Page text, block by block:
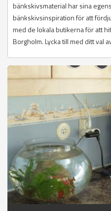
bänkskivsmaterial har sina
bänkskivsinspiration för att
med de lokala butikerna för att
Borgholm. Lycka till med ditt val